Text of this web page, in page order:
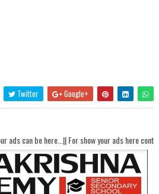
Twitter Google+
For show your ads here contact